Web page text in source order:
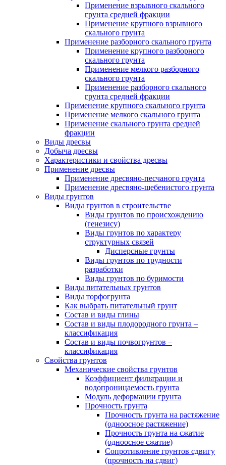
Применение взрывного скального
грунта средней фракции
Применение крупного взрывного
скального грунта
Применение разборного скального грунта
Применение крупного разборного
скального грунта
Применение мелкого разборного
скального грунта
Применение разборного скального
грунта средней фракции
Применение крупного скального грунта
Применение мелкого скального грунта
Применение скального грунта средней
фракции
Виды дресвы
Добыча дресвы
Характеристики и свойства дресвы
Применение дресвы
Применение дресвяно-песчаного грунта
Применение дресвяно-щебенистого грунта
Виды грунтов
Виды грунтов в строительстве
Виды грунтов по происхождению
(генезису)
Виды грунтов по характеру
структурных связей
Дисперсные грунты
Виды грунтов по трудности
разработки
Виды грунтов по буримости
Виды питательных грунтов
Виды торфогрунта
Как выбрать питательный грунт
Состав и виды глины
Состав и виды плодородного грунта –
классификация
Состав и виды почвогрунтов –
классификация
Свойства грунтов
Механические свойства грунтов
Коэффициент фильтрации и
водопроницаемость грунта
Модуль деформации грунта
Прочность грунта
Прочность грунта на растяжение
(одноосное растяжение)
Прочность грунта на сжатие
(одноосное сжатие)
Сопротивление грунтов сдвигу
(прочность на сдвиг)